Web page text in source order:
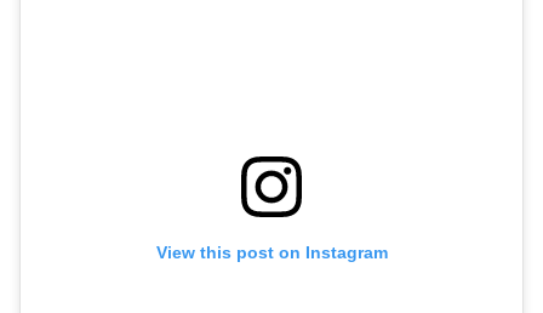
View this post on Instagram